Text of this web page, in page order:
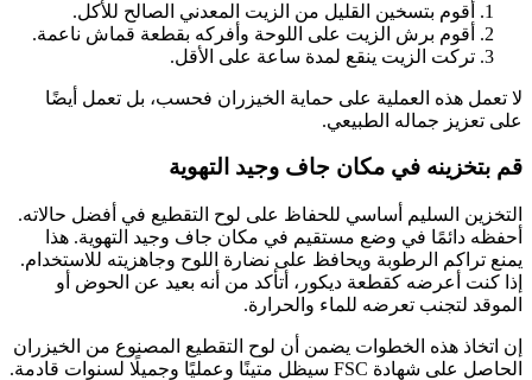
أقوم بتسخين القليل من الزيت المعدني الصالح للأكل.
أقوم برش الزيت على اللوحة وأفركه بقطعة قماش ناعمة.
تركت الزيت ينقع لمدة ساعة على الأقل.
لا تعمل هذه العملية على حماية الخيزران فحسب، بل تعمل أيضًا
على تعزيز جماله الطبيعي.
قم بتخزينه في مكان جاف وجيد التهوية
التخزين السليم أساسي للحفاظ على لوح التقطيع في أفضل حالاته.
أحفظه دائمًا في وضع مستقيم في مكان جاف وجيد التهوية. هذا
يمنع تراكم الرطوبة ويحافظ على نضارة اللوح وجاهزيته للاستخدام.
إذا كنت أعرضه كقطعة ديكور، أتأكد من أنه بعيد عن الحوض أو
الموقد لتجنب تعرضه للماء والحرارة.
إن اتخاذ هذه الخطوات يضمن أن لوح التقطيع المصنوع من الخيزران
الحاصل على شهادة FSC سيظل متينًا وعمليًا وجميلًا لسنوات قادمة.